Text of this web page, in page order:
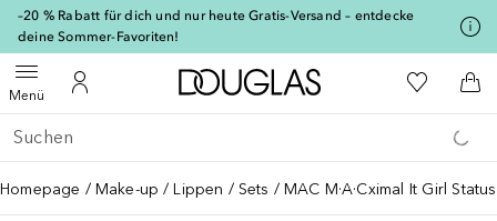
–20 % Rabatt für dich und nur heute Gratis-Versand – entdecke
deine Sommer-Favoriten!
MenüMenü öffnenZu Meinem Kundenkonto
Zur Douglas Startseite
Zu Meiner
Gehe zurück
Suche ausführen
Homepage Make-up Lippen Sets MAC M·A·Cximal It Girl
[navigation.slideout.screenreader]